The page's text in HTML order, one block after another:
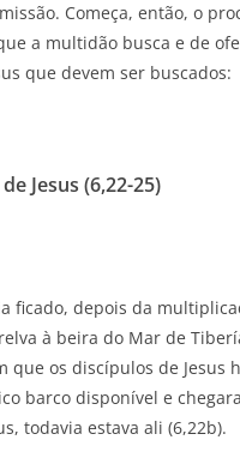
Começa, então, o
a multidão busca e de
que devem ser buscados:
Jesus (6,22-25)
ficado, depois da
à beira do Mar de
que os discípulos de Jesus
barco disponível e
todavia estava ali (6,22b).